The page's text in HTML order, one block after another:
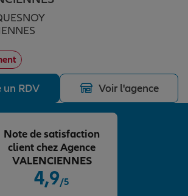
dépendance
de compagnie
la famille
immobiliers
un RDV Voir l'agence
4,9/5
Note de satisfaction
client chez Agence
VALENCIENNES